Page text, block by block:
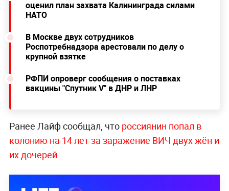
оценил план захвата Калининграда силами
НАТО
В Москве двух сотрудников
Роспотребнадзора арестовали по делу о
крупной взятке
РФПИ опроверг сообщения о поставках
вакцины "Спутник V" в ДНР и ЛНР
Ранее Лайф сообщал, что россиянин попал в
колонию на 14 лет за заражение ВИЧ двух жён и
их дочерей.